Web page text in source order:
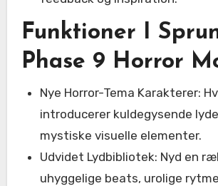
Funktioner I
Phase 9 Horror
Nye Horror-Tema Karakterer:
introducerer kuldegysende
mystiske visuelle elementer.
Udvidet Lydbibliotek: Nyd en
uhyggelige beats, urolige